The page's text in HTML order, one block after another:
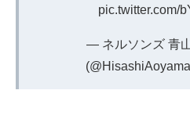
pic.twitter.com/
— ネルソンズ 青